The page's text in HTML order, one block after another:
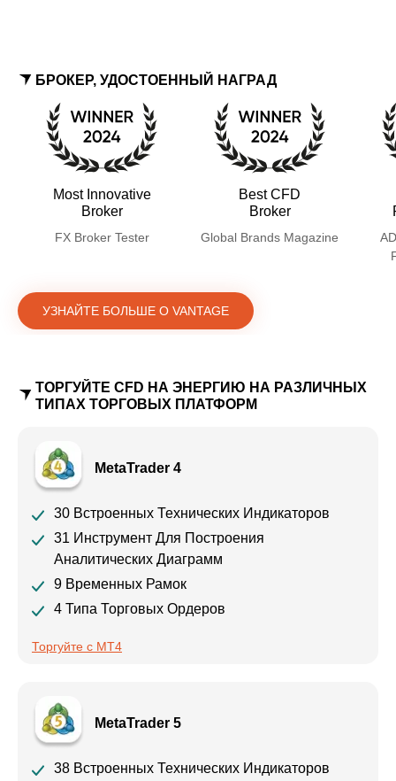
БРОКЕР, УДОСТОЕННЫЙ НАГРАД
Most Innovative
Broker
FX Broker Tester
Best CFD
Broker
Global Brands Magazine
УЗНАЙТЕ БОЛЬШЕ О VANTAGE
ТОРГУЙТЕ CFD НА ЭНЕРГИЮ НА РАЗЛИЧНЫХ
ТИПАХ ТОРГОВЫХ ПЛАТФОРМ
MetaTrader 4
30 Встроенных Технических Индикаторов
31 Инструмент Для Построения
Аналитических Диаграмм
9 Временных Рамок
4 Типа Торговых Ордеров
Торгуйте с MT4
MetaTrader 5
38 Встроенных Технических Индикаторов